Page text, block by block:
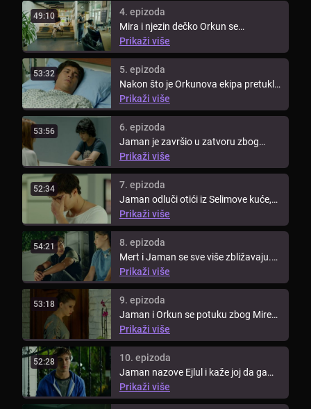
49:10
4. epizoda
Mira i njezin dečko Orkun se
posvađaju na tulumu i ona ode.
Poslije ...
Prikaži više
53:32
5. epizoda
Nakon što je Orkunova ekipa pretukla
Jamana, izbije požar. Orkun ipak ...
Prikaži više
53:56
6. epizoda
Jaman je završio u zatvoru zbog
požara i tamo se potuče s drugim ...
Prikaži više
52:34
7. epizoda
Jaman odluči otići iz Selimove kuće,
ali ga Selim i obitelj uspiju ...
Prikaži više
54:21
8. epizoda
Mert i Jaman se sve više zbližavaju.
Mira i Jaman se sretnu navečer u ...
Prikaži više
53:18
9. epizoda
Jaman i Orkun se potuku zbog Mire
zbog čega se Selim naljuti jer ...
Prikaži više
52:28
10. epizoda
Jaman nazove Ejlul i kaže joj da ga
pusti na miru, jer je Mert ...
Prikaži više